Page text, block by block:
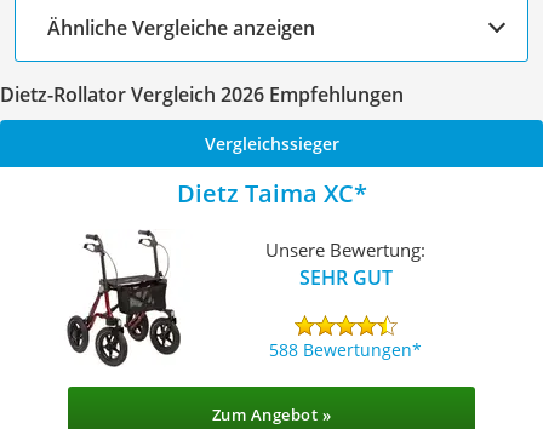
Ähnliche Vergleiche anzeigen
Dietz-Rollator Vergleich 2026 Empfehlungen
Vergleichssieger
Dietz Taima XC
Unsere Bewertung:
SEHR GUT
588 Bewertungen
Zum Angebot »